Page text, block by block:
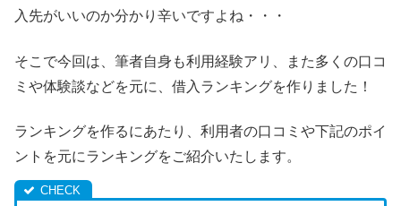
入先がいいのか分かり辛いですよね・・・
そこで今回は、筆者自身も利用経験アリ、また多くの口コ
ミや体験談などを元に、借入ランキングを作りました！
ランキングを作るにあたり、利用者の口コミや下記のポイ
ントを元にランキングをご紹介いたします。